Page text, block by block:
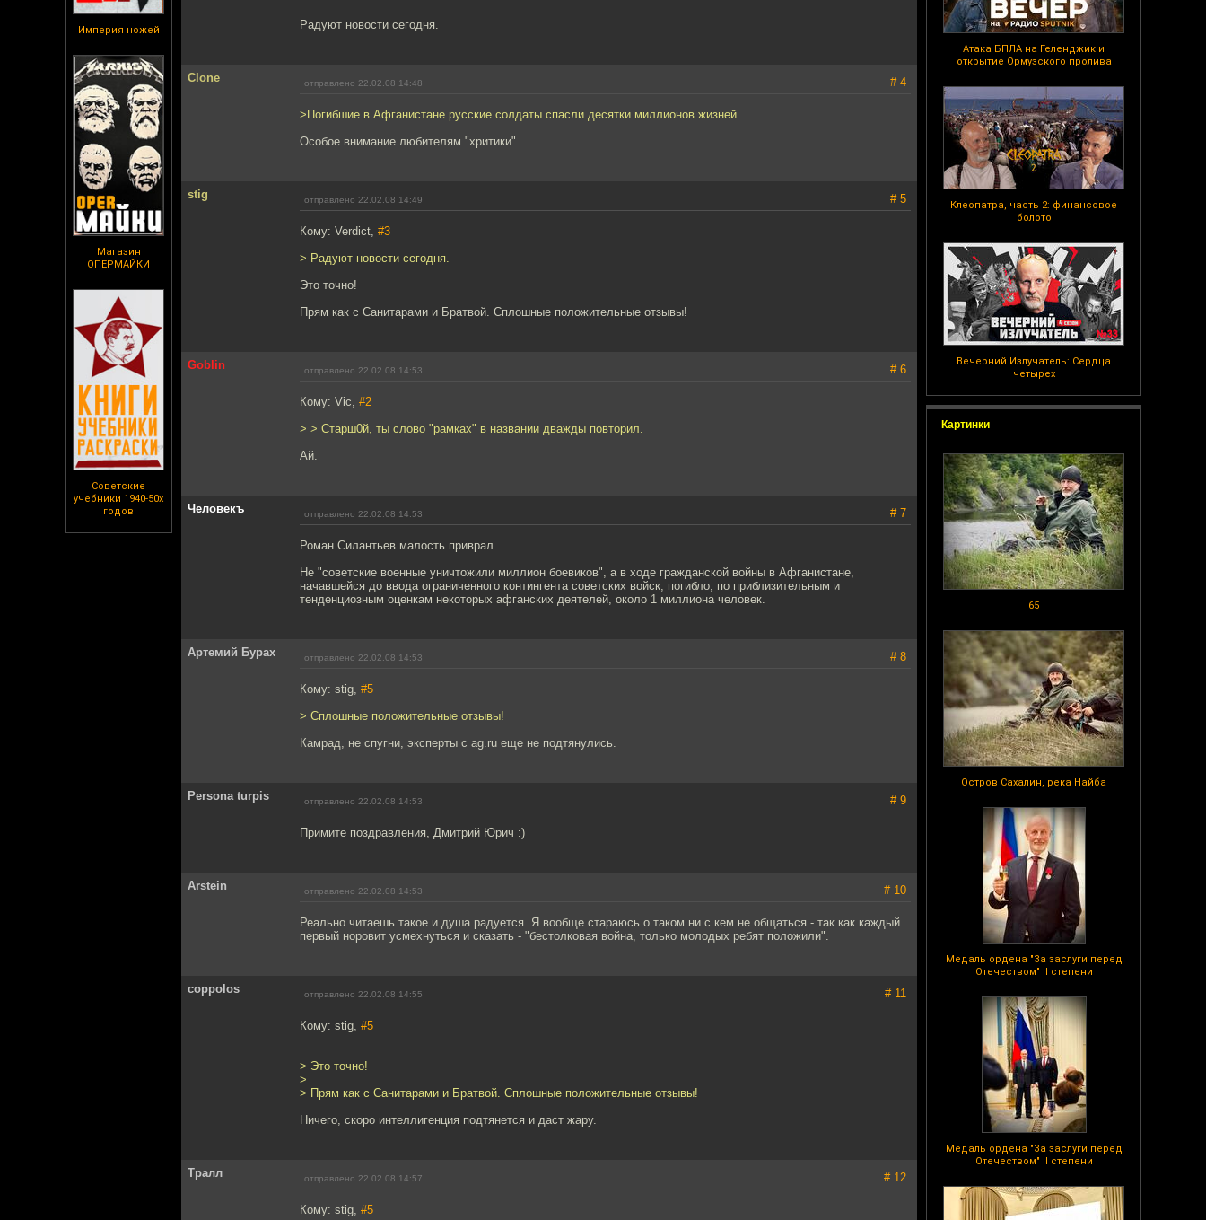
Империя ножей
Магазин
ОПЕРМАЙКИ
Советские
учебники 1940-50х
годов
Атака БПЛА на Геленджик и
открытие Ормузского пролива
Клеопатра, часть 2: финансовое
болото
Вечерний Излучатель: Сердца
четырех
Картинки
65
Остров Сахалин, река Найба
Медаль ордена "За заслуги перед
Отечеством" II степени
Медаль ордена "За заслуги перед
Отечеством" II степени
Радуют новости сегодня.
Clone отправлено 22.02.08 14:48 # 4
>Погибшие в Афганистане русские солдаты спасли десятки миллионов жизней
Особое внимание любителям "хритики".
stig отправлено 22.02.08 14:49 # 5
Кому: Verdict, #3
> Радуют новости сегодня.
Это точно!
Прям как с Санитарами и Братвой. Сплошные положительные отзывы!
Goblin отправлено 22.02.08 14:53 # 6
Кому: Vic, #2
> > Старш0й, ты слово "рамках" в названии дважды повторил.
Ай.
Человекъ отправлено 22.02.08 14:53 # 7
Роман Силантьев малость приврал.
Не "советские военные уничтожили миллион боевиков", а в ходе гражданской войны в Афганистане,
начавшейся до ввода ограниченного контингента советских войск, погибло, по приблизительным и
тенденциозным оценкам некоторых афганских деятелей, около 1 миллиона человек.
Артемий Бурах отправлено 22.02.08 14:53 # 8
Кому: stig, #5
> Сплошные положительные отзывы!
Камрад, не спугни, эксперты с ag.ru еще не подтянулись.
Persona turpis отправлено 22.02.08 14:53 # 9
Примите поздравления, Дмитрий Юрич :)
Arstein отправлено 22.02.08 14:53 # 10
Реально читаешь такое и душа радуется. Я вообще стараюсь о таком ни с кем не общаться - так как каждый
первый норовит усмехнуться и сказать - "бестолковая война, только молодых ребят положили".
coppolos отправлено 22.02.08 14:55 # 11
Кому: stig, #5
> Это точно!
>
> Прям как с Санитарами и Братвой. Сплошные положительные отзывы!
Ничего, скоро интеллигенция подтянется и даст жару.
Тралл отправлено 22.02.08 14:57 # 12
Кому: stig, #5